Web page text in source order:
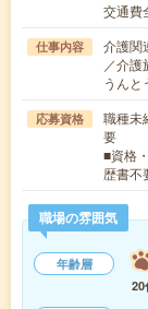
交通費
仕事内容
介護関
／介
うん
応募資格
職種未
要
■資格
歴書不
職場の雰囲気
年齢層
20